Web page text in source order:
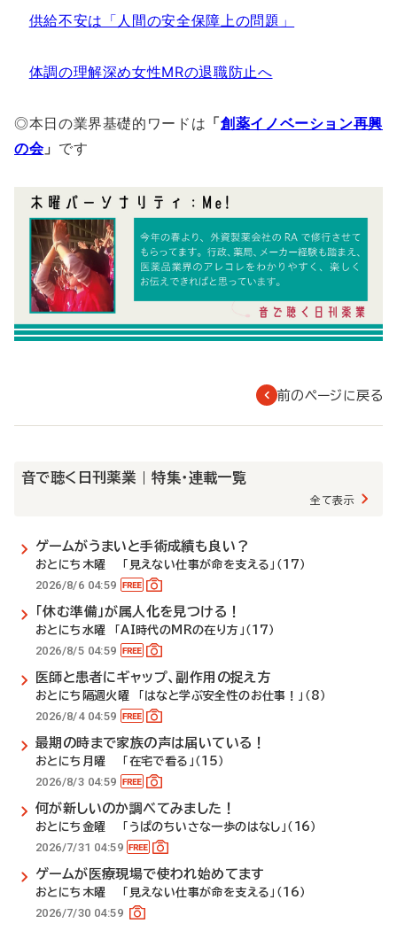
供給不安は「人間の安全保障上の問題」
体調の理解深め女性MRの退職防止へ
◎本日の業界基礎的ワードは 「創薬イノベーション再興
の会」 です
前のページに戻る
音で聴く日刊薬業 | 特集・連載一覧
全て表示
ゲームがうまいと手術成績も良い？
おとにち木曜 「見えない仕事が命を支える」（17）
2026/8/6 04:59
「休む準備」が属人化を見つける！
おとにち水曜 「AI時代のMRの在り方」（17）
2026/8/5 04:59
医師と患者にギャップ、副作用の捉え方
おとにち隔週火曜 「はなと学ぶ安全性のお仕事！」（8）
2026/8/4 04:59
最期の時まで家族の声は届いている！
おとにち月曜 「在宅で看る」（15）
2026/8/3 04:59
何が新しいのか調べてみました！
おとにち金曜 「うぱのちいさな一歩のはなし」（16）
2026/7/31 04:59
ゲームが医療現場で使われ始めてます
おとにち木曜 「見えない仕事が命を支える」（16）
2026/7/30 04:59